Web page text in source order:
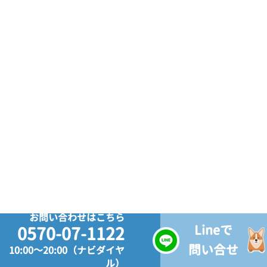
お問い合わせはこちら
0570-07-1122
10:00～20:00（ナビダイヤ
ル）
Lineで
問い合せ